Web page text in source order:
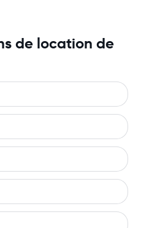
de location de